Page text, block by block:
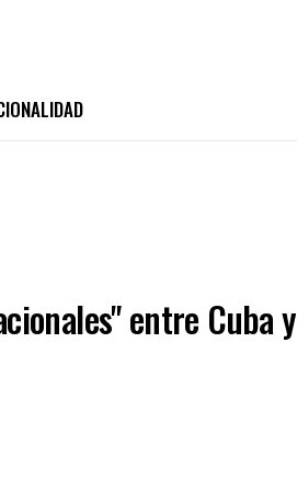
entre Cuba y